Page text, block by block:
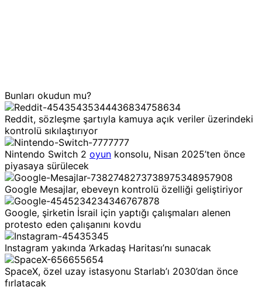
Bunları okudun mu?
Reddit, sözleşme şartıyla kamuya açık veriler üzerindeki
kontrolü sıkılaştırıyor
Nintendo Switch 2 oyun konsolu, Nisan 2025’ten önce
piyasaya sürülecek
Google Mesajlar, ebeveyn kontrolü özelliği geliştiriyor
Google, şirketin İsrail için yaptığı çalışmaları alenen
protesto eden çalışanını kovdu
Instagram yakında ‘Arkadaş Haritası’nı sunacak
SpaceX, özel uzay istasyonu Starlab’ı 2030’dan önce
fırlatacak